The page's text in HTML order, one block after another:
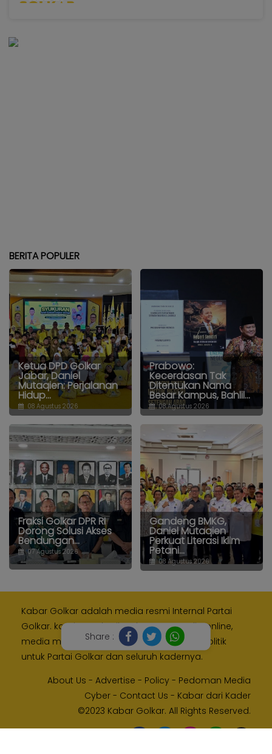
Share :
BERITA POPULER
Ketua DPD Golkar
Jabar, Daniel
Mutaqien: Perjalanan
Hidup...
08 Agustus 2026
Prabowo:
Kecerdasan Tak
Ditentukan Nama
Besar Kampus, Bahlil...
08 Agustus 2026
Fraksi Golkar DPR RI
Dorong Solusi Akses
Bendungan...
07 Agustus 2026
Gandeng BMKG,
Daniel Mutaqien
Perkuat Literasi Iklim
Petani...
08 Agustus 2026
Kabar Golkar adalah media resmi Internal Partai
Golkar. kami memberikan layanan media online,
media monitoring dan kampanye digital politik
untuk Partai Golkar dan seluruh kadernya.
About Us - Advertise - Policy - Pedoman Media
Cyber - Contact Us - Kabar dari Kader
©2023 Kabar Golkar. All Rights Reserved.